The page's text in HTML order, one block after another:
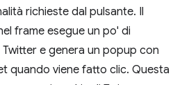
richieste dal pulsante. Il
frame esegue un po' di
e genera un popup con
quando viene fatto clic. Questa